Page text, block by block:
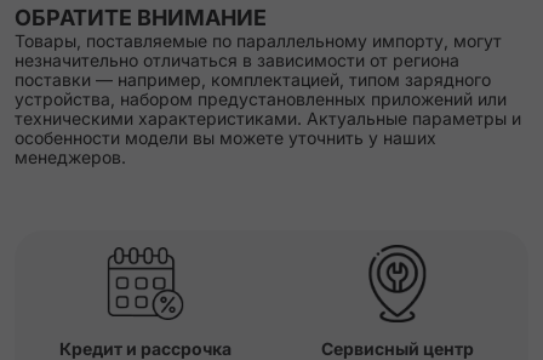
ОБРАТИТЕ ВНИМАНИЕ
Товары, поставляемые по параллельному импорту, могут
незначительно отличаться в зависимости от региона
поставки — например, комплектацией, типом зарядного
устройства, набором предустановленных приложений или
техническими характеристиками. Актуальные параметры и
особенности модели вы можете уточнить у наших
менеджеров.
Кредит и рассрочка Сервисный центр